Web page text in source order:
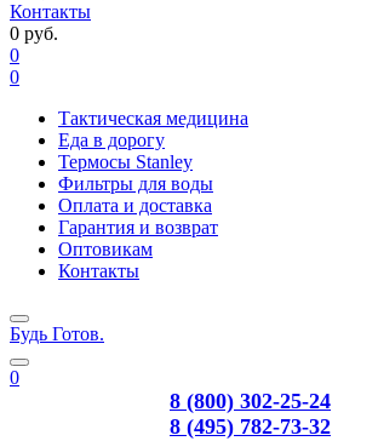
Контакты
0 руб.
0
0
Тактическая медицина
Еда в дорогу
Термосы Stanley
Фильтры для воды
Оплата и доставка
Гарантия и возврат
Оптовикам
Контакты
Будь Готов.
0
8 (800) 302-25-24
8 (495) 782-73-32